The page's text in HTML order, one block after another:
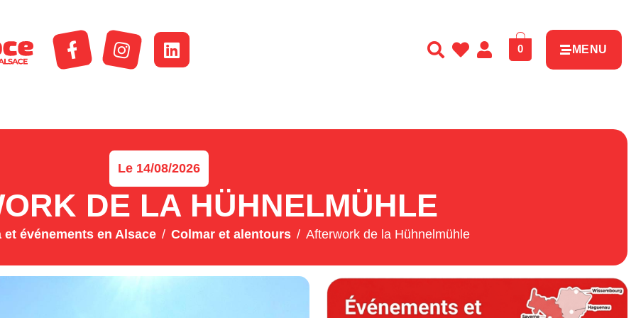
0 MENU
Le 14/08/2026
DE LA HÜHNELMÜHLE
et événements en Alsace Colmar et alentours Afterwork de la Hühnelmühle